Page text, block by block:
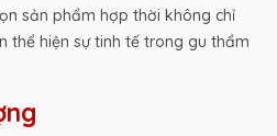
sản phẩm hợp thời không chỉ
thể hiện sự tinh tế trong gu thẩm